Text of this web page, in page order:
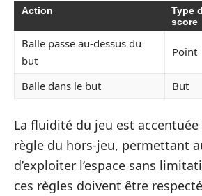
Action
Type
score
Balle passe au-dessus du
but
Point
Balle dans le but But
La fluidité du jeu est accentuée
règle du hors-jeu, permettant
d’exploiter l’espace sans
ces règles doivent être